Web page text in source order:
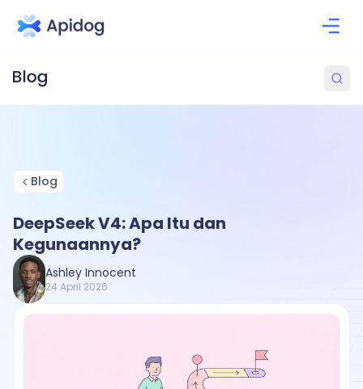
Blog
DeepSeek V4: Apa Itu dan
Kegunaannya?
Ashley Innocent
24 April 2026